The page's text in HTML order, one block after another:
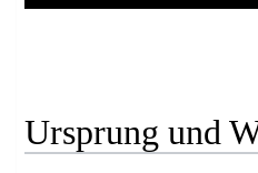
Ursprung und